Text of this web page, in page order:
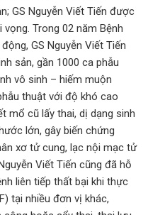
GS Nguyễn Viết Tiến được
Trong 02 năm Bệnh
GS Nguyễn Viết Tiến
sản, gần 1000 ca phẫu
vô sinh – hiếm muộn
thuật với độ khó cao
mổ cũ lấy thai, dị dạng sinh
lớn, gây biến chứng
xơ tử cung, lạc nội mạc tử
Viết Tiến cũng đã hỗ
liên tiếp thất bại khi thực
tại nhiều đơn vị khác,